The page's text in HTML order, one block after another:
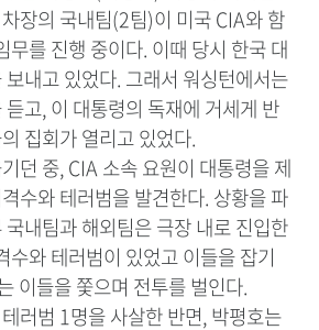
장의 국내팀(2팀)이 미국 CIA와 함
무를 진행 중이다. 이때 당시 한국 대
내고 있었다. 그래서 워싱턴에서는
고, 이 대통령의 독재에 거세게 반
집회가 열리고 있었다.
던 중, CIA 소속 요원이 대통령을 제
수와 테러범을 발견한다. 상황을 파
내팀과 해외팀은 극장 내로 진입한
수와 테러범이 있었고 이들을 잡기
이들을 쫓으며 전투를 벌인다.
러범 1명을 사살한 반면, 박평호는